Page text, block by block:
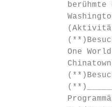
berühmte
One